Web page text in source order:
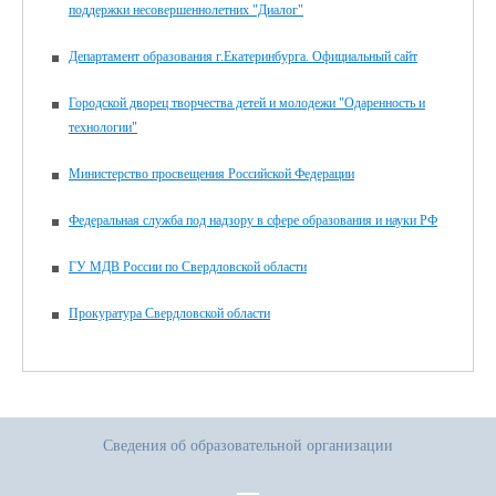
поддержки несовершеннолетних "Диалог"
Департамент образования г.Екатеринбурга. Официальный сайт
Городской дворец творчества детей и молодежи "Одаренность и
технологии"
Министерство просвещения Российской Федерации
Федеральная служба под надзору в сфере образования и науки РФ
ГУ МДВ России по Свердловской области
Прокуратура Свердловской области
Сведения об образовательной организации